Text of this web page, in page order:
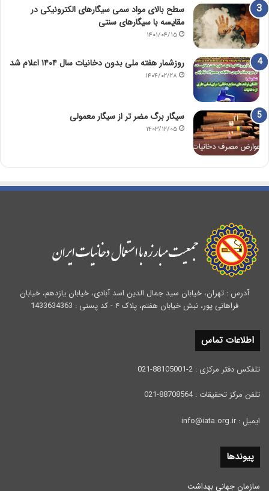
سطح بالای مواد سمی سیگارهای الکترونیکی در
مقایسه با سیگارهای سنتی
۱۴۰۱/۰۴/۱۵
روزشمار هفته ملی بدون دخانیات سال ۱۴۰۴ اعلام شد
۱۴۰۴/۰۲/۲۸
سیگار برگ مضر تر از سیگار معمولی
۱۴۰۳/۱۲/۰۵
آدرس : تهران، خیابان سید جمال الدین اسد آبادی، خیابان یازدهم، خیابان
فراهانی پور، نبش خیابان هفتم، پلاک ۴ - کد پستی : 1433634363
اطلاعات تماس
تلفکس دفتر مرکزی : 2-88105001-021
تلفن مرکز تحقیقات : 88708564-021
ایمیل : info@iata.org.ir
پیوندها
سازمان جهانی بهداشت